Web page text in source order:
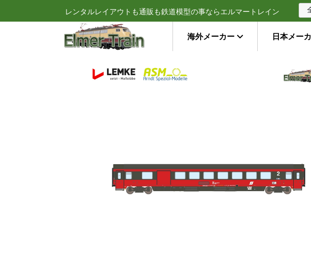
レンタルレイアウトも通販も鉄道模型の事ならエルマートレイン
海外メーカー 日本メー